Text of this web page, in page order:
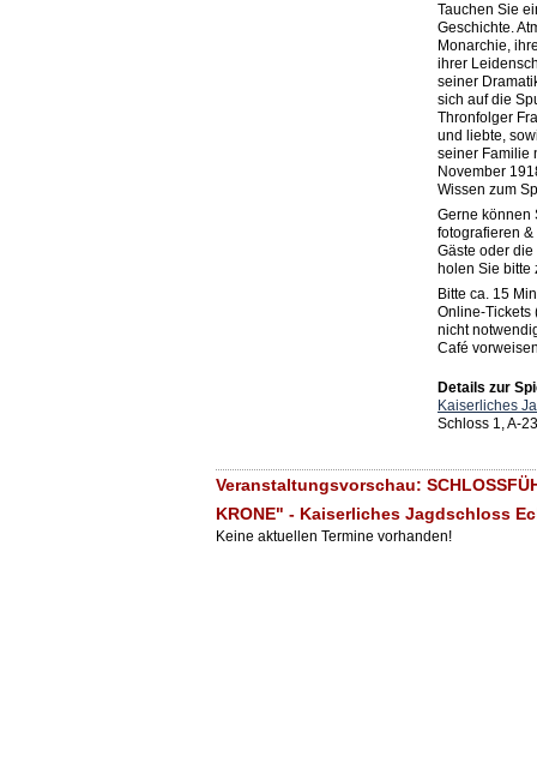
Tauchen Sie
Geschichte.
Monarchie,
ihrer
seiner
sich auf die
Thronfolger
und liebte,
seiner Familie
November
Wissen zum
Gerne können
fotografieren
Gäste oder
holen Sie bitte
Bitte ca. 15
Online-Tickets
nicht
Café
Details zur
Kaiserliches
Schloss 1, A-
Veranstaltungsvorschau:
KRONE" - Kaiserliches Jagdschloss
Keine aktuellen Termine vorhanden!